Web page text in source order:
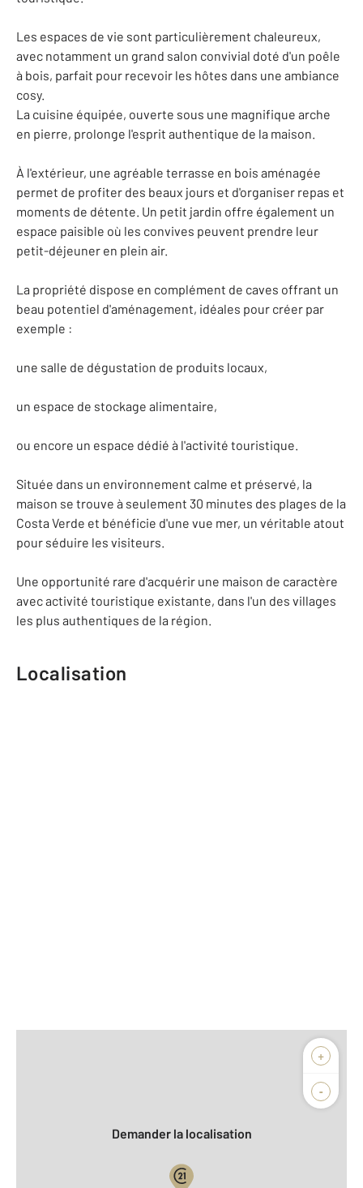
Les espaces de vie sont particulièrement chaleureux,
avec notamment un grand salon convivial doté d'un poêle
à bois, parfait pour recevoir les hôtes dans une ambiance
cosy.
La cuisine équipée, ouverte sous une magnifique arche
en pierre, prolonge l'esprit authentique de la maison.
À l'extérieur, une agréable terrasse en bois aménagée
permet de profiter des beaux jours et d'organiser repas et
moments de détente. Un petit jardin offre également un
espace paisible où les convives peuvent prendre leur
petit-déjeuner en plein air.
La propriété dispose en complément de caves offrant un
beau potentiel d'aménagement, idéales pour créer par
exemple :
une salle de dégustation de produits locaux,
un espace de stockage alimentaire,
ou encore un espace dédié à l'activité touristique.
Située dans un environnement calme et préservé, la
maison se trouve à seulement 30 minutes des plages de la
Costa Verde et bénéficie d'une vue mer, un véritable atout
pour séduire les visiteurs.
Une opportunité rare d'acquérir une maison de caractère
avec activité touristique existante, dans l'un des villages
les plus authentiques de la région.
Localisation
+
-
Biens vendus
Demander la localisation